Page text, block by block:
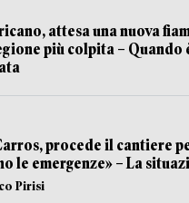
attesa una nuova
più colpita – Quando
procede il cantiere
le emergenze» – La
Pirisi